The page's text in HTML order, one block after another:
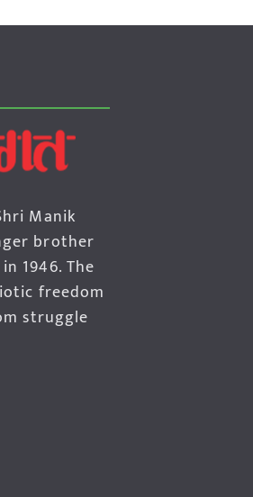
Manik
brother
1946. The
freedom
struggle